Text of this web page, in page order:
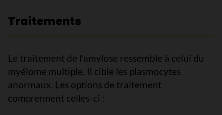
Traitements
Le traitement de l’amylose ressemble à celui du
myélome multiple. Il cible les plasmocytes
anormaux. Les options de traitement
comprennent celles-ci :